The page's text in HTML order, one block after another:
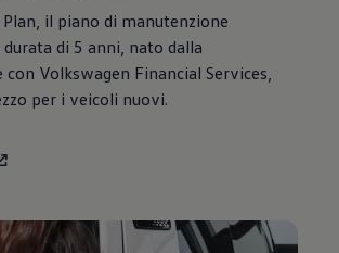
il piano di manutenzione
di 5 anni, nato dalla
con Volkswagen Financial Services,
per i veicoli nuovi.